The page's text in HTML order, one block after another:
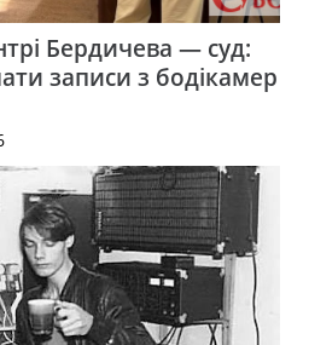
Бердичева — суд:
записи з бодікамер